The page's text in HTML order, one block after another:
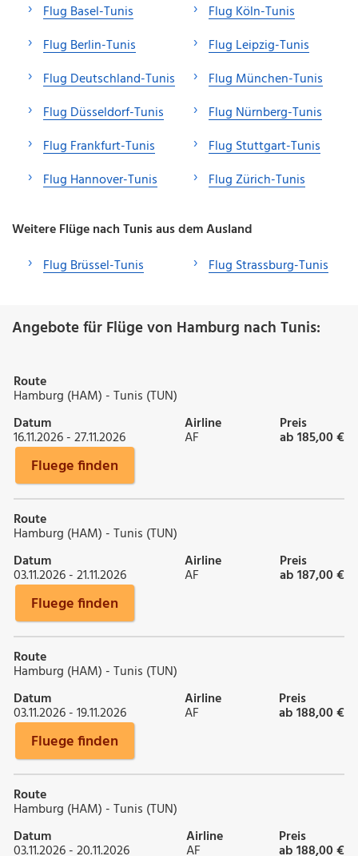
Flug Basel-Tunis
Flug Berlin-Tunis
Flug Deutschland-Tunis
Flug Düsseldorf-Tunis
Flug Frankfurt-Tunis
Flug Hannover-Tunis
Flug Köln-Tunis
Flug Leipzig-Tunis
Flug München-Tunis
Flug Nürnberg-Tunis
Flug Stuttgart-Tunis
Flug Zürich-Tunis
Weitere Flüge nach Tunis aus dem Ausland
Flug Brüssel-Tunis
Flug Strassburg-Tunis
Angebote für Flüge von Hamburg nach Tunis:
Route
Hamburg (HAM) - Tunis (TUN)
Datum
16.11.2026 - 27.11.2026
Airline
AF
Preis
ab 185,00 €
Fluege finden
Route
Hamburg (HAM) - Tunis (TUN)
Datum
03.11.2026 - 21.11.2026
Airline
AF
Preis
ab 187,00 €
Fluege finden
Route
Hamburg (HAM) - Tunis (TUN)
Datum
03.11.2026 - 19.11.2026
Airline
AF
Preis
ab 188,00 €
Fluege finden
Route
Hamburg (HAM) - Tunis (TUN)
Datum
03.11.2026 - 20.11.2026
Airline
AF
Preis
ab 188,00 €